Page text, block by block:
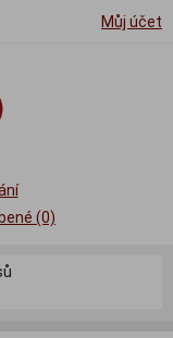
Můj účet
(0)